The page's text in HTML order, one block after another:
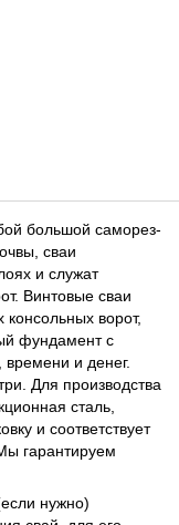
большой саморез-
сваи
и служат
Винтовые сваи
ворот,
фундамент с
времени и денег.
Для производства
сталь,
и соответствует
гарантируем
нужно)